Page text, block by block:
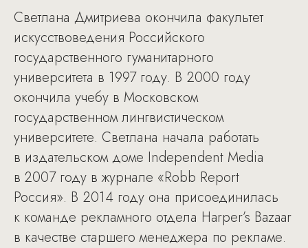
Светлана Дмитриева окончила факультет
искусствоведения Российского
государственного гуманитарного
университета в 1997 году. В 2000 году
окончила учебу в Московском
государственном лингвистическом
университете. Светлана начала работать
в издательском доме Independent Media
в 2007 году в журнале «Robb Report
Россия». В 2014 году она присоединилась
к команде рекламного отдела Harper’s Bazaar
в качестве старшего менеджера по рекламе.